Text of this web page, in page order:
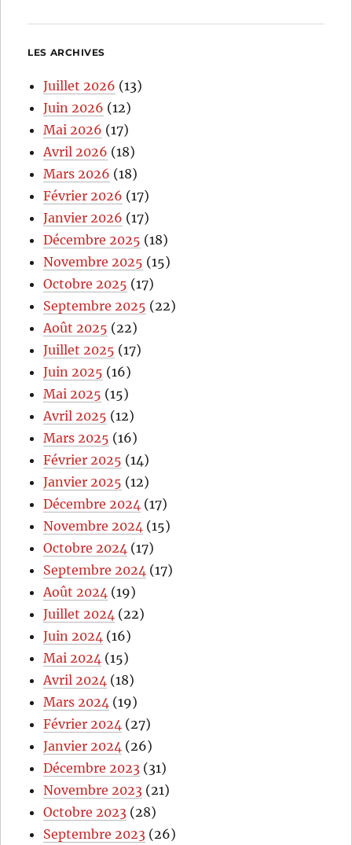
LES ARCHIVES
Juillet 2026 (13)
Juin 2026 (12)
Mai 2026 (17)
Avril 2026 (18)
Mars 2026 (18)
Février 2026 (17)
Janvier 2026 (17)
Décembre 2025 (18)
Novembre 2025 (15)
Octobre 2025 (17)
Septembre 2025 (22)
Août 2025 (22)
Juillet 2025 (17)
Juin 2025 (16)
Mai 2025 (15)
Avril 2025 (12)
Mars 2025 (16)
Février 2025 (14)
Janvier 2025 (12)
Décembre 2024 (17)
Novembre 2024 (15)
Octobre 2024 (17)
Septembre 2024 (17)
Août 2024 (19)
Juillet 2024 (22)
Juin 2024 (16)
Mai 2024 (15)
Avril 2024 (18)
Mars 2024 (19)
Février 2024 (27)
Janvier 2024 (26)
Décembre 2023 (31)
Novembre 2023 (21)
Octobre 2023 (28)
Septembre 2023 (26)